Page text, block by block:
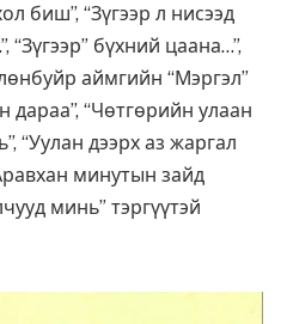
биш”, “Зүгээр л нисээд
бүхний цаана…”,
аймгийн “Мэргэл”
дараа”, “Чөтгөрийн улаан
“Уулан дээрх аз жаргал
минутын зайд
минь” тэргүүтэй